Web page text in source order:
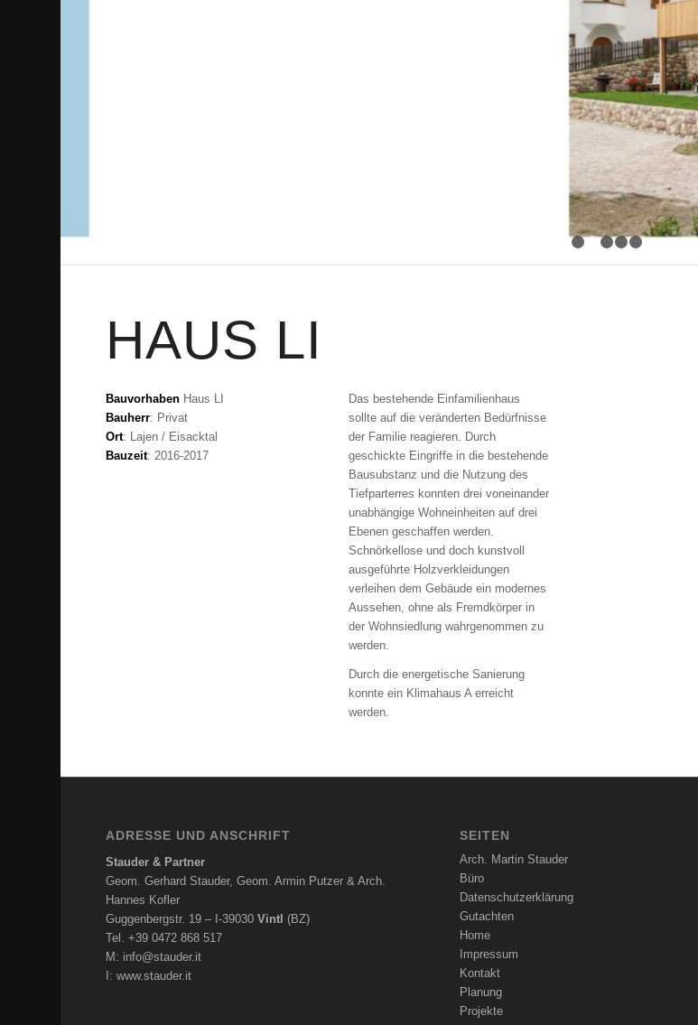
HAUS LI
Bauvorhaben Haus LI
Bauherr: Privat
Ort: Lajen / Eisacktal
Bauzeit: 2016-2017
Das bestehende Einfamilienhaus
sollte auf die veränderten Bedürfnisse
der Familie reagieren. Durch
geschickte Eingriffe in die bestehende
Bausubstanz und die Nutzung des
Tiefparterres konnten drei voneinander
unabhängige Wohneinheiten auf drei
Ebenen geschaffen werden.
Schnörkellose und doch kunstvoll
ausgeführte Holzverkleidungen
verleihen dem Gebäude ein modernes
Aussehen, ohne als Fremdkörper in
der Wohnsiedlung wahrgenommen zu
werden.
Durch die energetische Sanierung
konnte ein Klimahaus A erreicht
werden.
ADRESSE UND ANSCHRIFT
Stauder & Partner
Geom. Gerhard Stauder, Geom. Armin Putzer & Arch.
Hannes Kofler
Guggenbergstr. 19 – I-39030Vintl (BZ)
Tel. +39 0472 868 517
M: info@stauder.it
I:www.stauder.it
SEITEN
Arch. Martin Stauder
Büro
Datenschutzerklärung
Gutachten
Home
Impressum
Kontakt
Planung
Projekte